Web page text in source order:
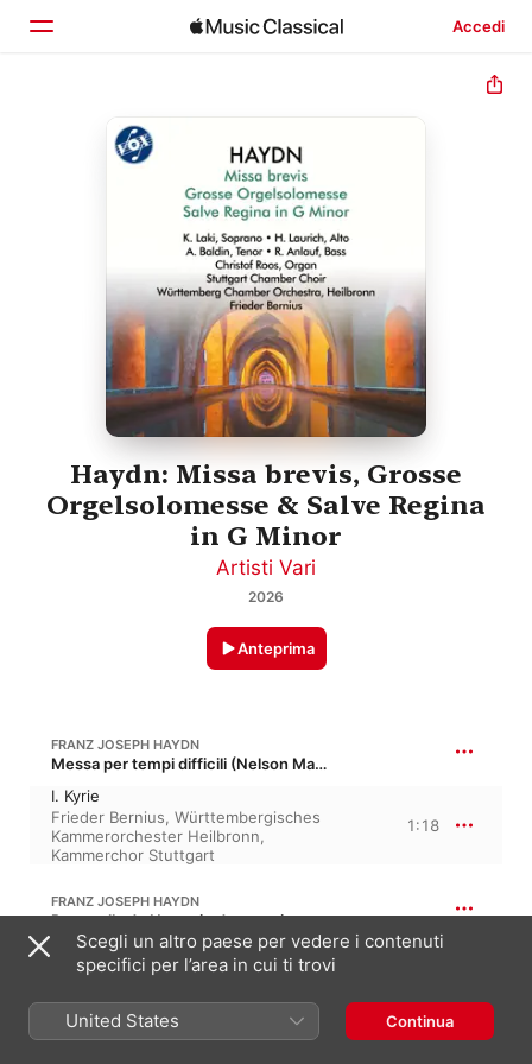
Accedi
Scopri
Haydn: Missa brevis, Grosse
Orgelsolomesse & Salve Regina
in G Minor
Artisti Vari
2026
Anteprima
FRANZ JOSEPH HAYDN
Messa per tempi difficili (Nelson Mass) in re minore, Hob. XXII/11 · “Missa in Angustiis (Nelson Mass)”
I. Kyrie
Frieder Bernius, Württembergisches
Kammerorchester Heilbronn,
Kammerchor Stuttgart
1:18
FRANZ JOSEPH HAYDN
Pastorella de Nocte in do maggiore, Hob. XXIIIc/C19 · “Gloria”
II. Gloria
Kammerchor Stuttgart,
Kammerorchester Heilbronn
Frieder
Bernius
Scegli un altro paese per vedere i contenuti
specifici per l’area in cui ti trovi
United States Continua